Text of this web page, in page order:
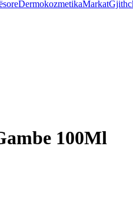
DermokozmetikaMarkat
100Ml